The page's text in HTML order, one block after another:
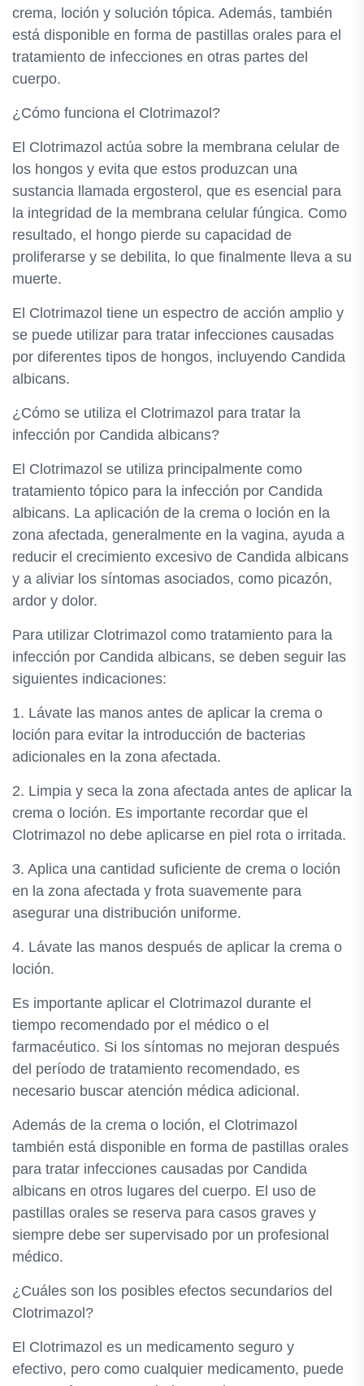
crema, loción y solución tópica. Además, también
está disponible en forma de pastillas orales para el
tratamiento de infecciones en otras partes del
cuerpo.
¿Cómo funciona el Clotrimazol?
El Clotrimazol actúa sobre la membrana celular de
los hongos y evita que estos produzcan una
sustancia llamada ergosterol, que es esencial para
la integridad de la membrana celular fúngica. Como
resultado, el hongo pierde su capacidad de
proliferarse y se debilita, lo que finalmente lleva a su
muerte.
El Clotrimazol tiene un espectro de acción amplio y
se puede utilizar para tratar infecciones causadas
por diferentes tipos de hongos, incluyendo Candida
albicans.
¿Cómo se utiliza el Clotrimazol para tratar la
infección por Candida albicans?
El Clotrimazol se utiliza principalmente como
tratamiento tópico para la infección por Candida
albicans. La aplicación de la crema o loción en la
zona afectada, generalmente en la vagina, ayuda a
reducir el crecimiento excesivo de Candida albicans
y a aliviar los síntomas asociados, como picazón,
ardor y dolor.
Para utilizar Clotrimazol como tratamiento para la
infección por Candida albicans, se deben seguir las
siguientes indicaciones:
1. Lávate las manos antes de aplicar la crema o
loción para evitar la introducción de bacterias
adicionales en la zona afectada.
2. Limpia y seca la zona afectada antes de aplicar la
crema o loción. Es importante recordar que el
Clotrimazol no debe aplicarse en piel rota o irritada.
3. Aplica una cantidad suficiente de crema o loción
en la zona afectada y frota suavemente para
asegurar una distribución uniforme.
4. Lávate las manos después de aplicar la crema o
loción.
Es importante aplicar el Clotrimazol durante el
tiempo recomendado por el médico o el
farmacéutico. Si los síntomas no mejoran después
del período de tratamiento recomendado, es
necesario buscar atención médica adicional.
Además de la crema o loción, el Clotrimazol
también está disponible en forma de pastillas orales
para tratar infecciones causadas por Candida
albicans en otros lugares del cuerpo. El uso de
pastillas orales se reserva para casos graves y
siempre debe ser supervisado por un profesional
médico.
¿Cuáles son los posibles efectos secundarios del
Clotrimazol?
El Clotrimazol es un medicamento seguro y
efectivo, pero como cualquier medicamento, puede